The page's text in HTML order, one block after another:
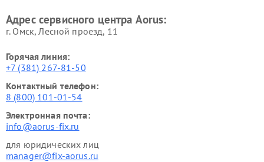
Адрес сервисного центра Aorus:
г. Омск, ​Лесной проезд, 11
Горячая линия:
+7 (381) 267-81-50
Контактный телефон:
8 (800) 101-01-54
Электронная почта:
info@aorus-fix.ru
для юридических лиц
manager@fix-aorus.ru